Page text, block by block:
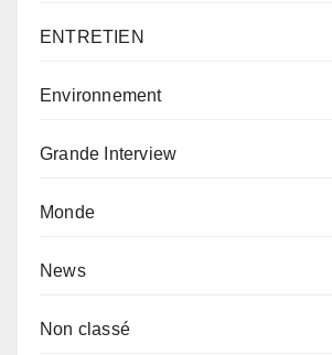
ENTRETIEN
Environnement
Grande Interview
Monde
News
Non classé